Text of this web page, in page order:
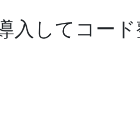
入してコー